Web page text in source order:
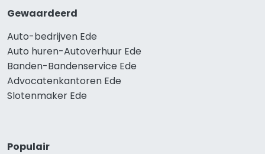
Gewaardeerd
Auto-bedrijven Ede
Auto huren-Autoverhuur Ede
Banden-Bandenservice Ede
Advocatenkantoren Ede
Slotenmaker Ede
Populair